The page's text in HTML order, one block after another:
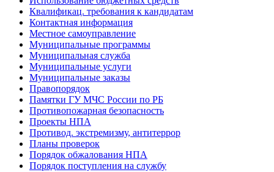
Квалификац. требования к кандидатам
Контактная информация
Местное самоуправление
Муниципальные программы
Муниципальная служба
Муниципальные услуги
Муниципальные заказы
Правопорядок
Памятки ГУ МЧС России по РБ
Противопожарная безопасность
Проекты НПА
Противод. экстремизму, антитеррор
Планы проверок
Порядок обжалования НПА
Порядок поступления на службу